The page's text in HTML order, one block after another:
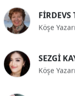
Köşe
Köşe